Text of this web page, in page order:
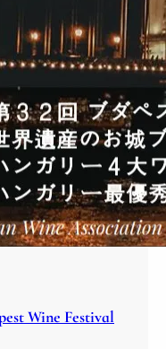
Wine Festival